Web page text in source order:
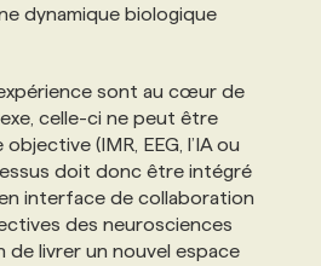
dynamique biologique
sont au cœur de
celle-ci ne peut être
(IMR, EEG, l’IA ou
doit donc être intégré
interface de collaboration
des neurosciences
de livrer un nouvel espace